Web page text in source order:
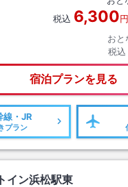
税込 6,300円
おと
税込
宿泊プランを見る
線・JR
プラン
イン浜松駅東